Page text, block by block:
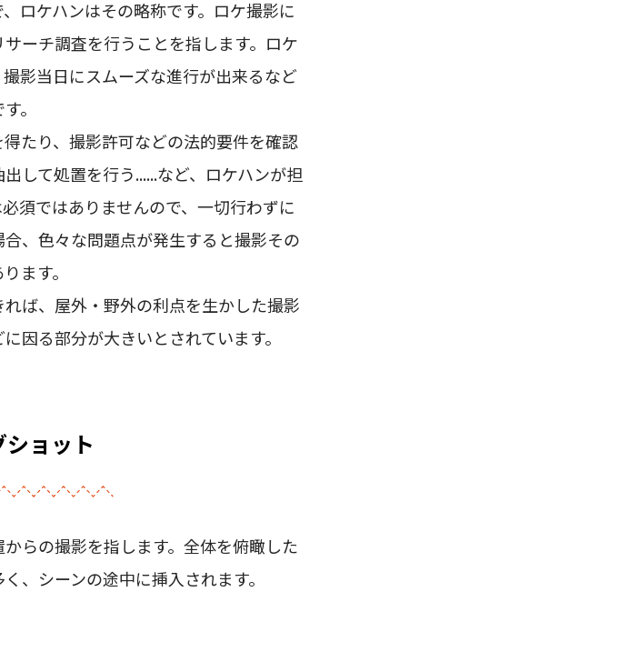
ロケハンはその略称です。ロケ撮影に
ーチ調査を行うことを指します。ロケ
影当日にスムーズな進行が出来るなど
。
たり、撮影許可などの法的要件を確認
して処置を行う......など、ロケハンが担
須ではありませんので、一切行わずに
、色々な問題点が発生すると撮影その
ます。
ば、屋外・野外の利点を生かした撮影
因る部分が大きいとされています。
ショット
らの撮影を指します。全体を俯瞰した
、シーンの途中に挿入されます。